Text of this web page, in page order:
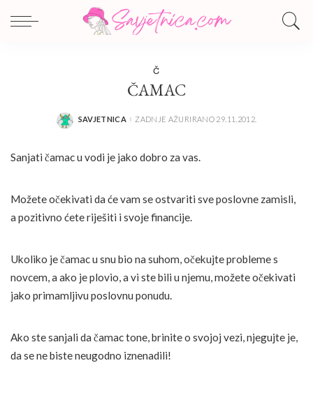
Č
ČAMAC
POSTED
SAVJETNICA ZADNJE AŽURIRANO 29.11.2012.
Sanjati čamac u vodi je jako dobro za vas.
Možete očekivati da će vam se ostvariti sve poslovne zamisli,
a pozitivno ćete riješiti i svoje financije.
Ukoliko je čamac u snu bio na suhom, očekujte probleme s
novcem, a ako je plovio, a vi ste bili u njemu, možete očekivati
jako primamljivu poslovnu ponudu.
Ako ste sanjali da čamac tone, brinite o svojoj vezi, njegujte je,
da se ne biste neugodno iznenadili!